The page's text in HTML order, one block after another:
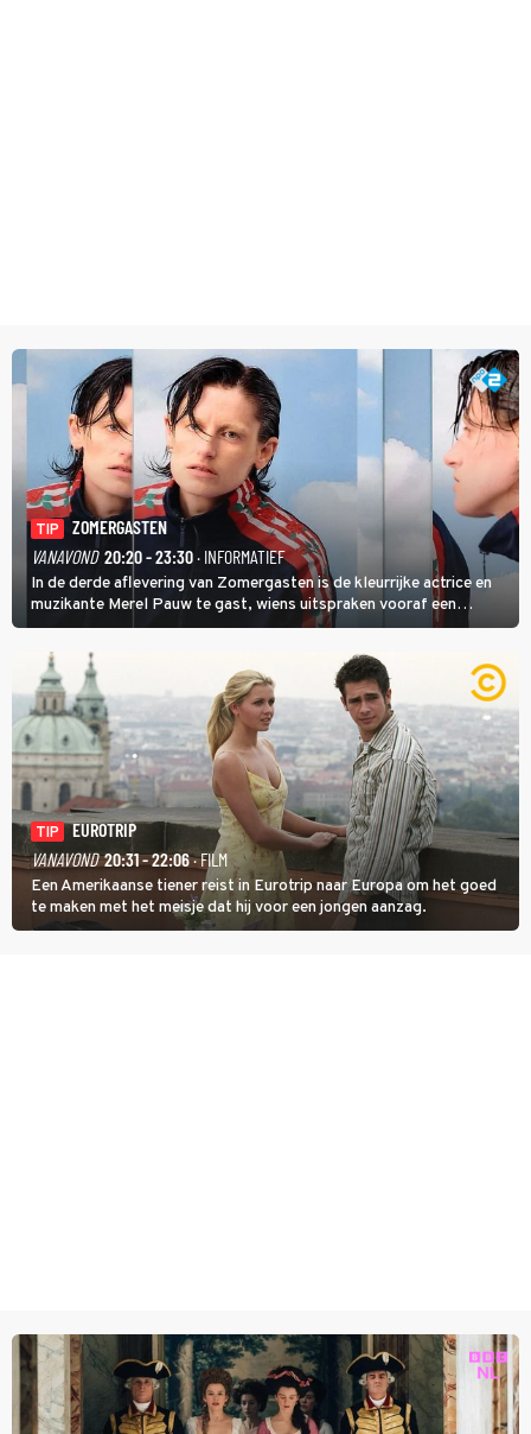
TIP
ZOMERGASTEN
VANAVOND 20:20 - 23:30· INFORMATIEF
In de derde aflevering van Zomergasten is de kleurrijke actrice en
muzikante Merel Pauw te gast, wiens uitspraken vooraf een
boeiende avond beloven: 'Mijn ideale televisieavond is zoals mijn
identiteit: grenzeloos, absurd en vol angsten'.
TIP
EUROTRIP
VANAVOND 20:31 - 22:06· FILM
Een Amerikaanse tiener reist in Eurotrip naar Europa om het goed
te maken met het meisje dat hij voor een jongen aanzag.